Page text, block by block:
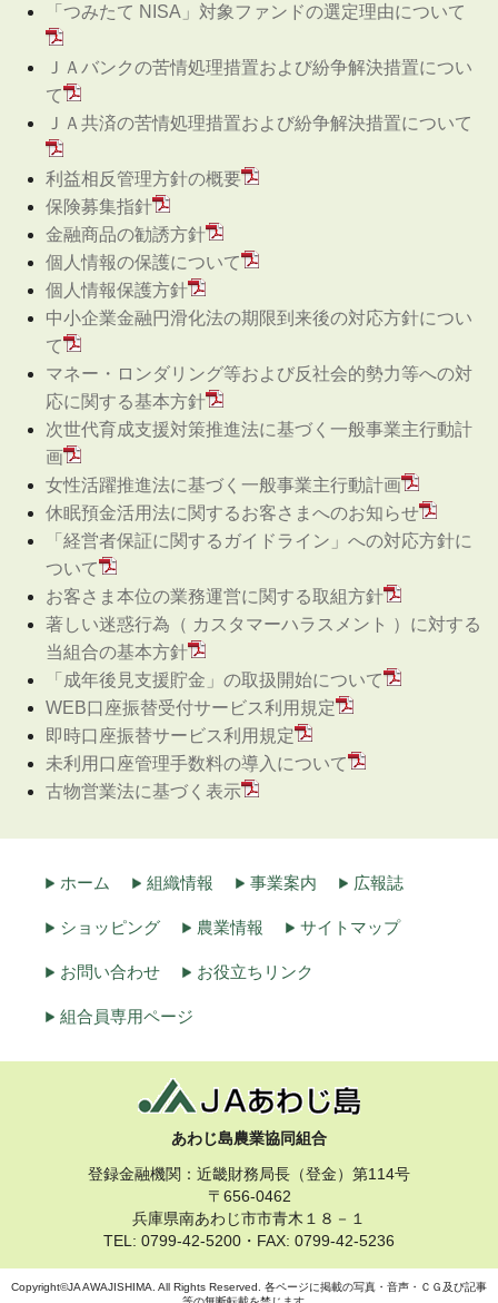
「つみたて NISA」対象ファンドの選定理由について
ＪＡバンクの苦情処理措置および紛争解決措置につい
て
ＪＡ共済の苦情処理措置および紛争解決措置について
利益相反管理方針の概要
保険募集指針
金融商品の勧誘方針
個人情報の保護について
個人情報保護方針
中小企業金融円滑化法の期限到来後の対応方針につい
て
マネー・ロンダリング等および反社会的勢力等への対
応に関する基本方針
次世代育成支援対策推進法に基づく一般事業主行動計
画
女性活躍推進法に基づく一般事業主行動計画
休眠預金活用法に関するお客さまへのお知らせ
「経営者保証に関するガイドライン」への対応方針に
ついて
お客さま本位の業務運営に関する取組方針
著しい迷惑行為（ カスタマーハラスメント ）に対する
当組合の基本方針
「成年後見支援貯金」の取扱開始について
WEB口座振替受付サービス利用規定
即時口座振替サービス利用規定
未利用口座管理手数料の導入について
古物営業法に基づく表示
ホーム 組織情報 事業案内 広報誌
ショッピング 農業情報 サイトマップ
お問い合わせ お役立ちリンク
組合員専用ページ
あわじ島農業協同組合
登録金融機関：近畿財務局長（登金）第114号
〒656-0462
兵庫県南あわじ市市青木１８－１
TEL: 0799-42-5200・FAX: 0799-42-5236
Copyright©JA AWAJISHIMA. All Rights Reserved. 各ページに掲載の写真・音声・ＣＧ及び記事